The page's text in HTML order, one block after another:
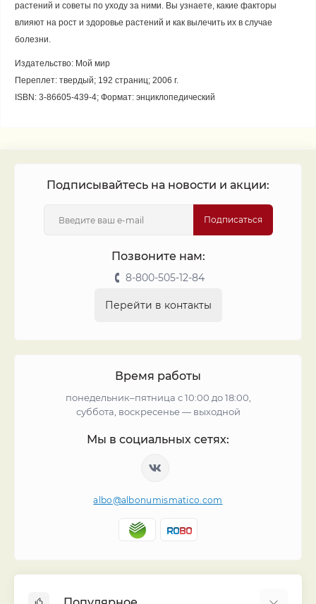
растений и советы по уходу за ними. Вы узнаете, какие факторы
влияют на рост и здоровье растений и как вылечить их в случае
болезни.
Издательство: Мой мир
Переплет: твердый; 192 страниц; 2006 г.
ISBN: 3-86605-439-4; Формат: энциклопедический
Подписывайтесь на новости и акции:
Подписаться
Позвоните нам:
8-800-505-12-84
Перейти в контакты
Время работы
понедельник–пятница с 10:00 до 18:00,
суббота, воскресенье — выходной
Мы в социальных сетях:
albo@albonumismatico.com